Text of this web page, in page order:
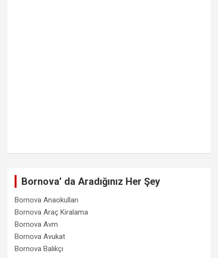
Bornova’ da Aradığınız Her Şey
Bornova Anaokulları
Bornova Araç Kiralama
Bornova Avm
Bornova Avukat
Bornova Balıkçı